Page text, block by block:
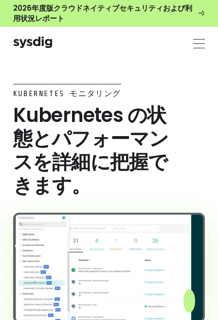
2026年度版クラウドネイティブセキュリティおよび利
用状況レポート
KUBERNETES モニタリング
Kubernetes の状
態とパフォーマン
スを詳細に把握で
きます。